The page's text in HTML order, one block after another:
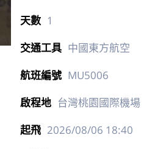
1
中國東方航空
MU5006
台灣桃園國際機場
2026/08/06 18:40